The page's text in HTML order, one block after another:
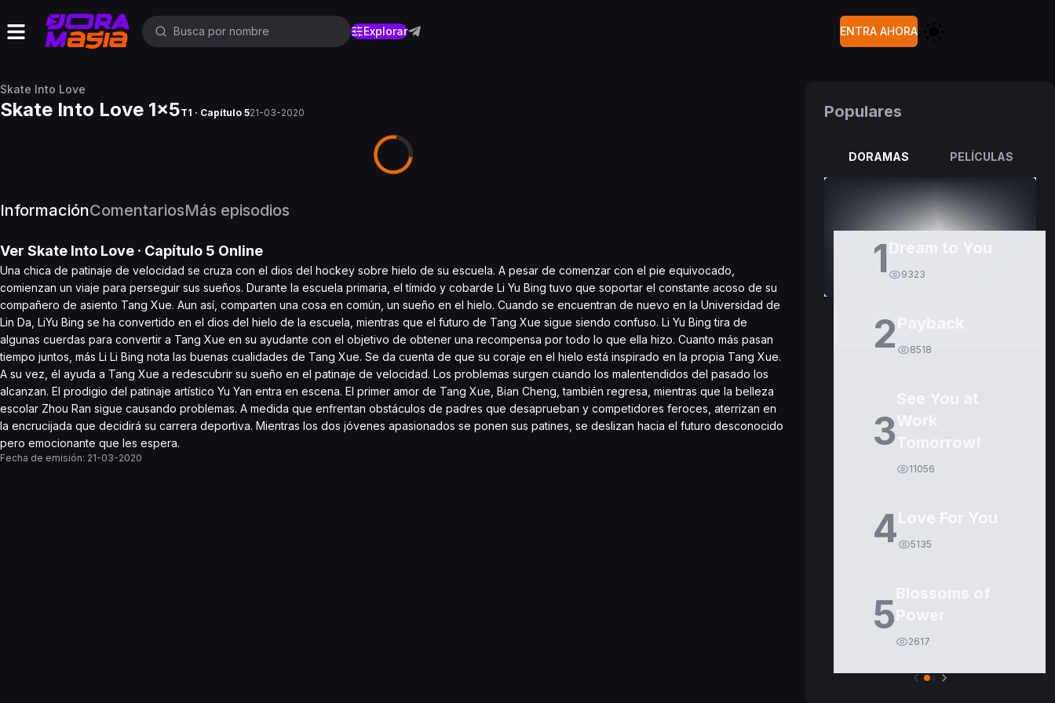
Explorar ENTRA AHORA
Skate Into Love
Skate Into Love 1x5T1 · Capítulo 521-03-2020
InformaciónComentariosMás episodios
Ver Skate Into Love · Capítulo 5 Online
Una chica de patinaje de velocidad se cruza con el dios del hockey sobre hielo de su escuela. A pesar de comenzar con el pie equivocado,
comienzan un viaje para perseguir sus sueños. Durante la escuela primaria, el tímido y cobarde Li Yu Bing tuvo que soportar el constante acoso de su
compañero de asiento Tang Xue. Aun así, comparten una cosa en común, un sueño en el hielo. Cuando se encuentran de nuevo en la Universidad de
Lin Da, LiYu Bing se ha convertido en el dios del hielo de la escuela, mientras que el futuro de Tang Xue sigue siendo confuso. Li Yu Bing tira de
algunas cuerdas para convertir a Tang Xue en su ayudante con el objetivo de obtener una recompensa por todo lo que ella hizo. Cuanto más pasan
tiempo juntos, más Li Li Bing nota las buenas cualidades de Tang Xue. Se da cuenta de que su coraje en el hielo está inspirado en la propia Tang Xue.
A su vez, él ayuda a Tang Xue a redescubrir su sueño en el patinaje de velocidad. Los problemas surgen cuando los malentendidos del pasado los
alcanzan. El prodigio del patinaje artístico Yu Yan entra en escena. El primer amor de Tang Xue, Bian Cheng, también regresa, mientras que la belleza
escolar Zhou Ran sigue causando problemas. A medida que enfrentan obstáculos de padres que desaprueban y competidores feroces, aterrizan en
la encrucijada que decidirá su carrera deportiva. Mientras los dos jóvenes apasionados se ponen sus patines, se deslizan hacia el futuro desconocido
pero emocionante que les espera.
Fecha de emisión: 21-03-2020
Populares
DORAMAS PELÍCULAS
1 9323
2 8518
3
11056
4 5135
5
2617